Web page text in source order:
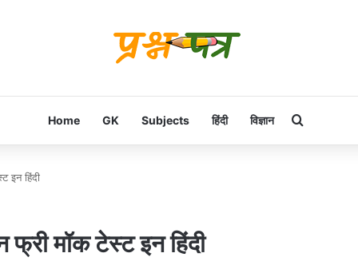
Home GK Subjects हिंदी विज्ञान Search for
इन हिंदी
मॉक टेस्ट इन हिंदी